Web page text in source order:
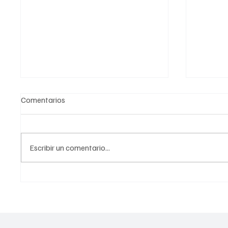
Comentarios
Escribir un comentario...